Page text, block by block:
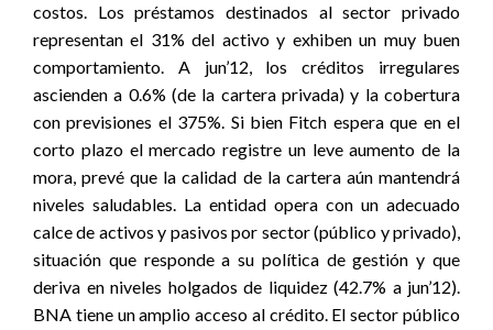
costos. Los préstamos destinados al sector privado
representan el 31% del activo y exhiben un muy buen
comportamiento. A jun’12, los créditos irregulares
ascienden a 0.6% (de la cartera privada) y la cobertura
con previsiones el 375%. Si bien Fitch espera que en el
corto plazo el mercado registre un leve aumento de la
mora, prevé que la calidad de la cartera aún mantendrá
niveles saludables. La entidad opera con un adecuado
calce de activos y pasivos por sector (público y privado),
situación que responde a su política de gestión y que
deriva en niveles holgados de liquidez (42.7% a jun’12).
BNA tiene un amplio acceso al crédito. El sector público